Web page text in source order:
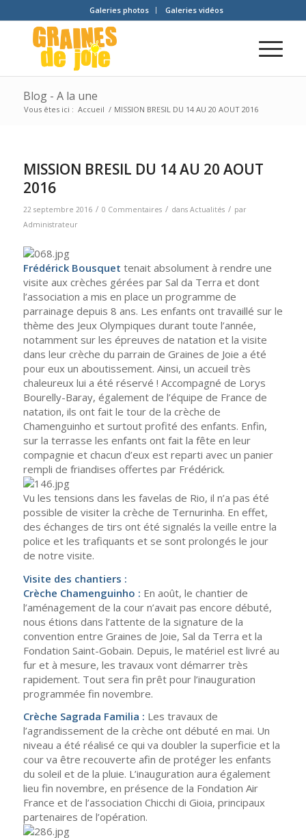
Galeries photos Galeries vidéos
Blog - A la une
Vous êtes ici : Accueil / MISSION BRESIL DU 14 AU 20 AOUT 2016
MISSION BRESIL DU 14 AU 20 AOUT
2016
22 septembre 2016 / 0 Commentaires / dans Actualités / par
Administrateur
Frédérick Bousquet tenait absolument à rendre une
visite aux crèches gérées par Sal da Terra et dont
l’association a mis en place un programme de
parrainage depuis 8 ans. Les enfants ont travaillé sur le
thème des Jeux Olympiques durant toute l’année,
notamment sur les épreuves de natation et la visite
dans leur crèche du parrain de Graines de Joie a été
pour eux un aboutissement. Ainsi, un accueil très
chaleureux lui a été réservé ! Accompagné de Lorys
Bourelly-Baray, également de l’équipe de France de
natation, ils ont fait le tour de la crèche de
Chamenguinho et surtout profité des enfants. Enfin,
sur la terrasse les enfants ont fait la fête en leur
compagnie et chacun d’eux est reparti avec un panier
rempli de friandises offertes par Frédérick.
Vu les tensions dans les favelas de Rio, il n’a pas été
possible de visiter la crèche de Ternurinha. En effet,
des échanges de tirs ont été signalés la veille entre la
police et les trafiquants et se sont prolongés le jour
de notre visite.
Visite des chantiers :
Crèche Chamenguinho : En août, le chantier de
l’aménagement de la cour n’avait pas encore débuté,
nous étions dans l’attente de la signature de la
convention entre Graines de Joie, Sal da Terra et la
Fondation Saint-Gobain. Depuis, le matériel est livré au
fur et à mesure, les travaux vont démarrer très
rapidement. Tout sera fin prêt pour l’inauguration
programmée fin novembre.
Crèche Sagrada Familia : Les travaux de
l’agrandissement de la crèche ont débuté en mai. Un
niveau a été réalisé ce qui va doubler la superficie et la
cour va être recouverte afin de protéger les enfants
du soleil et de la pluie. L’inauguration aura également
lieu fin novembre, en présence de la Fondation Air
France et de l’association Chicchi di Gioia, principaux
partenaires de l’opération.